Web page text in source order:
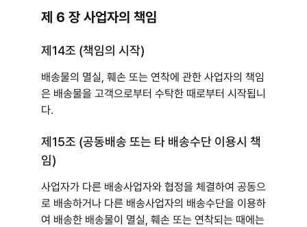
제 6 장 사업자의 책임
제14조 (책임의 시작)
배송물의 멸실, 훼손 또는 연착에 관한 사업자의 책임
은 배송물을 고객으로부터 수탁한 때로부터 시작됩니
다.
제15조 (공동배송 또는 타 배송수단 이용시 책
임)
사업자가 다른 배송사업자와 협정을 체결하여 공동으
로 배송하거나 다른 배송사업자의 배송수단을 이용하
여 배송한 배송물이 멸실, 훼손 또는 연착되는 때에는